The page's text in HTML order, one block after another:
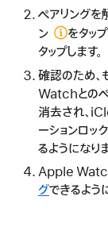
ペアリング
ン
をタッ
タップします。
確認のため、
Watchとの
消去され、
ーションロ
るようになりま
Apple Watch
グできるよう